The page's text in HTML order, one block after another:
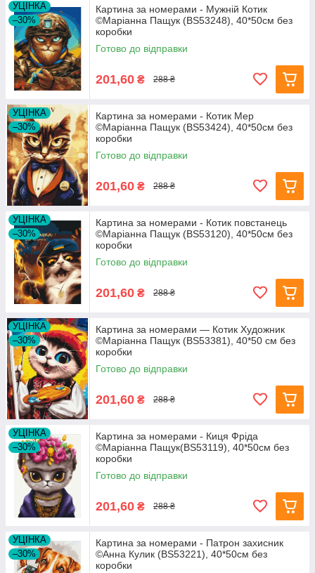
УЦІНКА
–30%
Картина за номерами - Мужній Котик
©Маріанна Пащук (BS53248), 40*50см без
коробки
Готово до відправки
201,60 ₴ 288 ₴
УЦІНКА
–30%
Картина за номерами - Котик Мер
©Маріанна Пащук (BS53424), 40*50см без
коробки
Готово до відправки
201,60 ₴ 288 ₴
УЦІНКА
–30%
Картина за номерами - Котик повстанець
©Маріанна Пащук (BS53120), 40*50см без
коробки
Готово до відправки
201,60 ₴ 288 ₴
УЦІНКА
–30%
Картина за номерами — Котик Художник
©Маріанна Пащук (BS53381), 40*50 см без
коробки
Готово до відправки
201,60 ₴ 288 ₴
УЦІНКА
–30%
Картина за номерами - Киця Фріда
©Маріанна Пащук(BS53119), 40*50см без
коробки
Готово до відправки
201,60 ₴ 288 ₴
УЦІНКА
–30%
Картина за номерами - Патрон захисник
©Анна Кулик (BS53221), 40*50см без
коробки